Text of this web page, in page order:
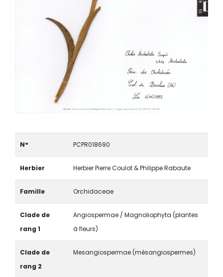
N° PCPR018690
Herbier Herbier Pierre Coulot & Philippe Rabaute
Famille Orchidaceae
Clade de
rang 1
Angiospermae / Magnoliophyta (plantes
à fleurs)
Clade de
rang 2
Mesangiospermae (mésangiospermes)